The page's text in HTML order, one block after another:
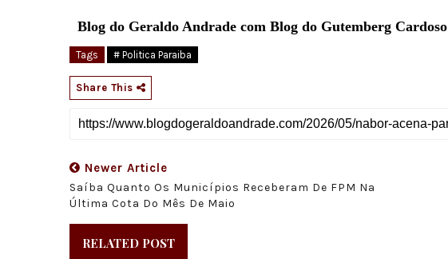
Blog do Geraldo Andrade com Blog do Gutemberg Cardoso
Tags # Politica Paraiba
Share This
Newer Article
Saíba Quanto Os Municípios Receberam De FPM Na
Última Cota Do Mês De Maio
RELATED POST